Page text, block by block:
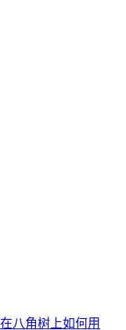
八角树上如何用